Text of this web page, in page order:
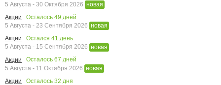
5 Августа - 30 Октября 2026 новая
Акции
Осталось 49 дней
5 Августа - 23 Сентября 2026 новая
Акции
Остался 41 день
5 Августа - 15 Сентября 2026 новая
Акции
Осталось 67 дней
5 Августа - 11 Октября 2026 новая
Акции
Осталось 32 дня